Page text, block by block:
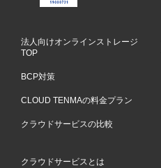
法人向けオンラインストレージ
TOP
BCP対策
CLOUD TENMAの料金プラン
クラウドサービスの比較
クラウドサービスとは